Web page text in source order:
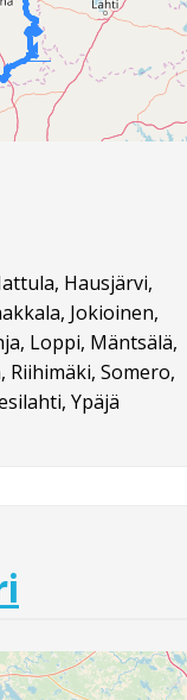
Hausjärvi,
Jokioinen,
Loppi, Mäntsälä,
Riihimäki, Somero,
Ypäjä